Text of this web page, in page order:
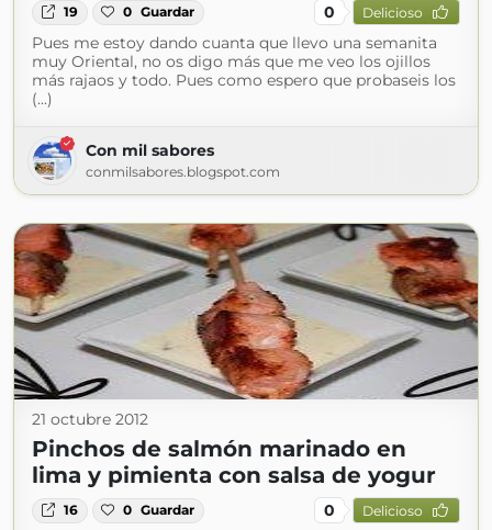
19 0 Guardar 0 Delicioso
Pues me estoy dando cuanta que llevo una semanita
muy Oriental, no os digo más que me veo los ojillos
más rajaos y todo. Pues como espero que probaseis los
(...)
Con mil sabores
conmilsabores.blogspot.com
21 octubre 2012
Pinchos de salmón marinado en
lima y pimienta con salsa de yogur
16 0 Guardar 0 Delicioso